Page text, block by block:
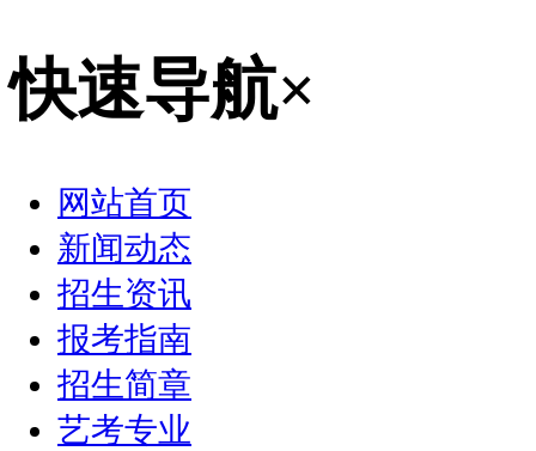
快速导航×
网站首页
新闻动态
招生资讯
报考指南
招生简章
艺考专业